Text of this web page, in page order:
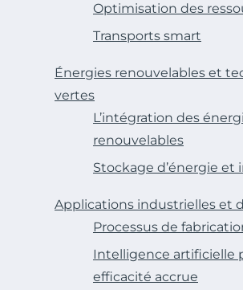
Optimisation des
Transports smart
Énergies renouvelables et
vertes
L’intégration des
renouvelables
Stockage d’énergie et
Applications industrielles et
Processus de
Intelligence artificielle
efficacité accrue